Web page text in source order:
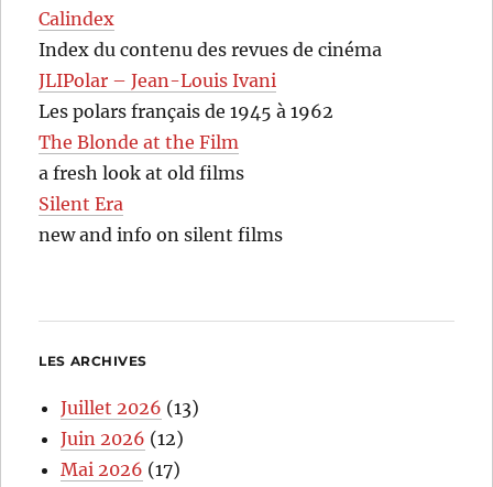
Calindex
Index du contenu des revues de cinéma
JLIPolar – Jean-Louis Ivani
Les polars français de 1945 à 1962
The Blonde at the Film
a fresh look at old films
Silent Era
new and info on silent films
LES ARCHIVES
Juillet 2026 (13)
Juin 2026 (12)
Mai 2026 (17)